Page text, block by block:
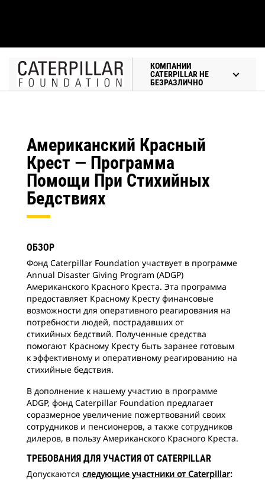
КОМПАНИИ
CATERPILLAR НЕ
БЕЗРАЗЛИЧНО
Американский Красный
Крест — Программа
Помощи При Стихийных
Бедствиях
ОБЗОР
Фонд Caterpillar Foundation участвует в программе
Annual Disaster Giving Program (ADGP)
Американского Красного Креста. Эта программа
предоставляет Красному Кресту финансовые
возможности для оперативного реагирования на
потребности людей, пострадавших от
стихийных бедствий. Полученные средства
помогают Красному Кресту быть заранее готовым
к эффективному и оперативному реагированию на
стихийные бедствия.
В дополнение к нашему участию в программе
ADGP, фонд Caterpillar Foundation предлагает
соразмерное увеличение пожертвований своих
сотрудников и пенсионеров, а также сотрудников
дилеров, в пользу Американского Красного Креста.
ТРЕБОВАНИЯ ДЛЯ УЧАСТИЯ ОТ CATERPILLAR
Допускаются следующие участники от Caterpillar: